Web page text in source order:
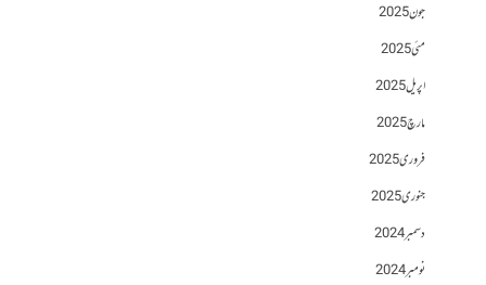
جون 2025
مئی 2025
اپریل 2025
مارچ 2025
فروری 2025
جنوری 2025
دسمبر 2024
نومبر 2024